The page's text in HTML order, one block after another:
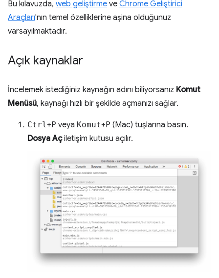
Bu kılavuzda, web geliştirme ve Chrome Geliştirici
Araçları'nın temel özelliklerine aşina olduğunuz
varsayılmaktadır.
Açık kaynaklar
İncelemek istediğiniz kaynağın adını biliyorsanız Komut
Menüsü, kaynağı hızlı bir şekilde açmanızı sağlar.
Ctrl+P veya Komut+P (Mac) tuşlarına basın.
Dosya Açiletişim kutusu açılır.